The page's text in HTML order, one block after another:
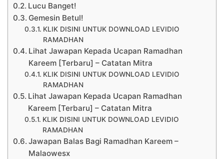
Lucu Banget!
Gemesin Betul!
KLIK DISINI UNTUK DOWNLOAD LEVIDIO
RAMADHAN
Lihat Jawapan Kepada Ucapan Ramadhan
Kareem [Terbaru] – Catatan Mitra
KLIK DISINI UNTUK DOWNLOAD LEVIDIO
RAMADHAN
Lihat Jawapan Kepada Ucapan Ramadhan
Kareem [Terbaru] – Catatan Mitra
KLIK DISINI UNTUK DOWNLOAD LEVIDIO
RAMADHAN
Jawapan Balas Bagi Ramadhan Kareem –
Malaowesx